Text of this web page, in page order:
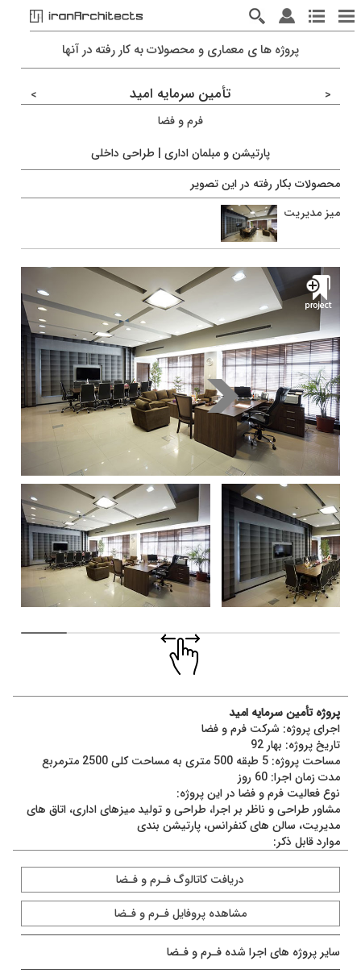
پروژه ها ی معماری و محصولات به کار رفته در آنها
< تأمین سرمایه امید
>
فرم و فضا
پارتیشن و مبلمان اداری | طراحی داخلی
محصولات بکار رفته در اين تصویر
میز مدیریت
پروژه تأمین سرمایه امید
اجرای پروژه: شرکت فرم و فضا
تاریخ پروژه: بهار 92
مساحت پروژه: 5 طبقه 500 متری به مساحت کلی 2500 مترمربع
مدت زمان اجرا: 60 روز
نوع فعالیت فرم و فضا در این پروژه:
مشاور طراحی و ناظر بر اجرا، طراحی و تولید میزهای اداری، اتاق های
مدیریت، سالن های کنفرانس، پارتیشن بندی
موارد قابل ذکر:
در جهت تعامل کارمندان، طراحی و تجهیز سالن های کنفرانس همراه با
مشاوره در جهت انتخاب و خرید سیستم های صوتی و تصویری،
انتخاب و تهیه پوشش کف و دیوارها (اعم از کاغذ دیواری و دیوارپوش)
برای مشاهده محصولات به کار رفته در این پروژه ماوس را به آرامی بر
روی تصویر حرکت دهید.
دريافت کاتالوگ فـرم و فـضا
مشاهده پروفايل فـرم و فـضا
سایر پروژه های اجرا شده فـرم و فـضا